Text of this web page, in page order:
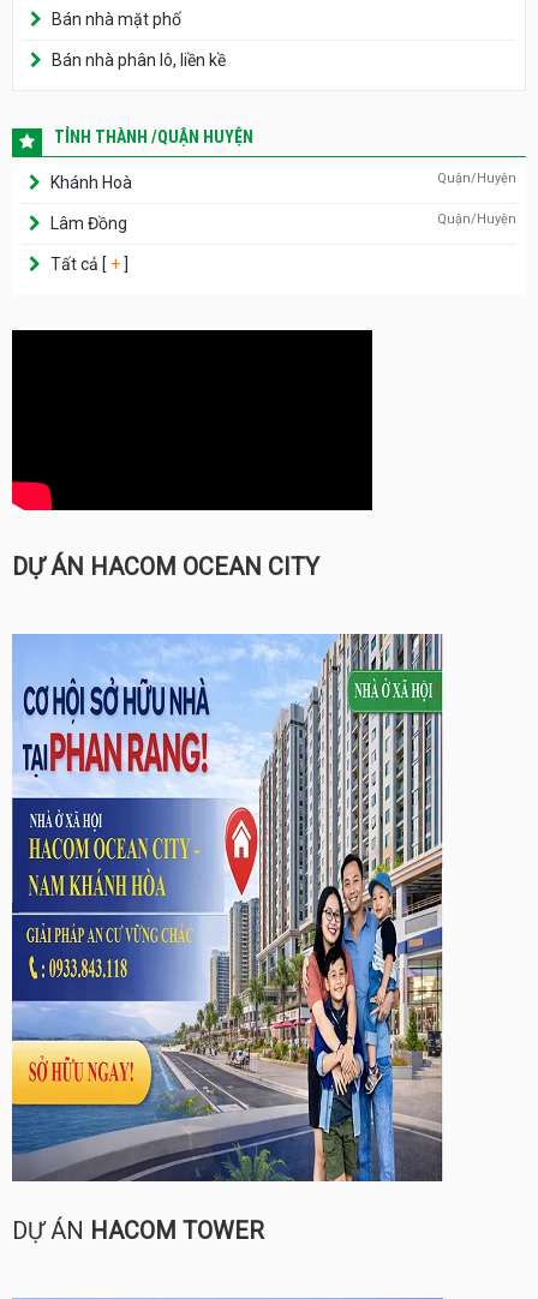
Bán nhà mặt phố
Bán nhà phân lô, liền kề
TỈNH THÀNH /QUẬN HUYỆN
Khánh Hoà Quận/Huyện
Lâm Đồng Quận/Huyện
Tất cả [ +]
DỰ ÁN HACOM OCEAN CITY
DỰ ÁN HACOM TOWER